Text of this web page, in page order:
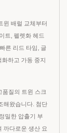
윈 배럴 교체부터
트, 펠렛화 헤드
른 리드 타임, 글
하고 가동 중지
질의 트윈 스크
해왔습니다. 첨단
밀한 압출기 부
까다로운 생산 요